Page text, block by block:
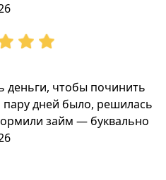
деньги, чтобы починить
дней было, решилась
займ — буквально